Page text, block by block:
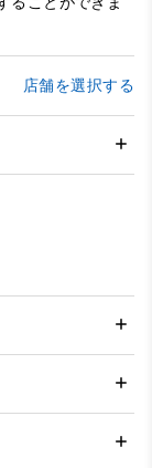
店舗を選択する